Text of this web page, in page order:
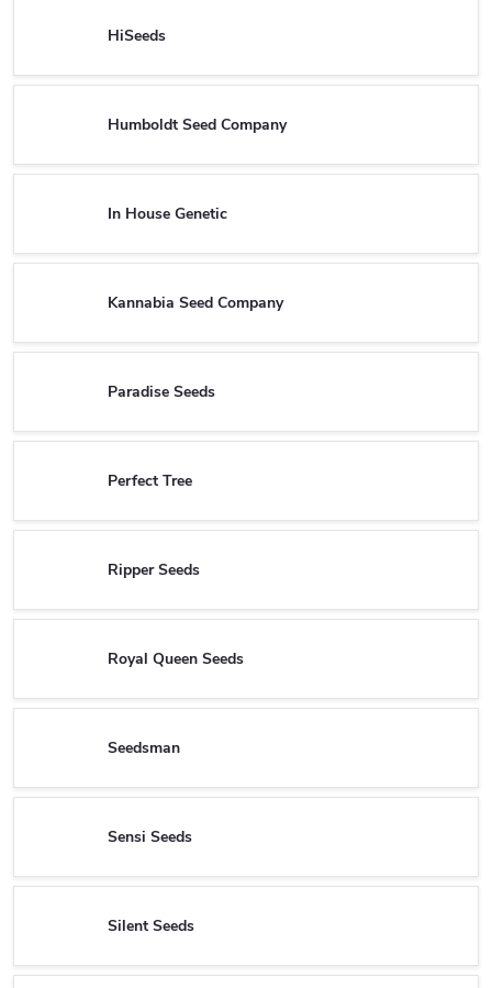
HiSeeds
Humboldt Seed Company
In House Genetic
Kannabia Seed Company
Paradise Seeds
Perfect Tree
Ripper Seeds
Royal Queen Seeds
Seedsman
Sensi Seeds
Silent Seeds